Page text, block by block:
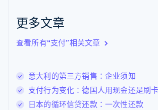
更多文章
查看所有“支付”相关文章
意大利的第三方销售：企业须知
支付行为变化：德国人用现金还是刷
日本的循环信贷还款：一次性还款
English
English
卢森堡
罗马尼亚
English